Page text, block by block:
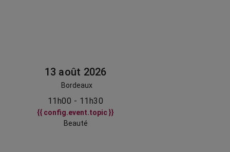
13 août 2026
Bordeaux
11h00 - 11h30
{{ config.event.topic }}
Beauté